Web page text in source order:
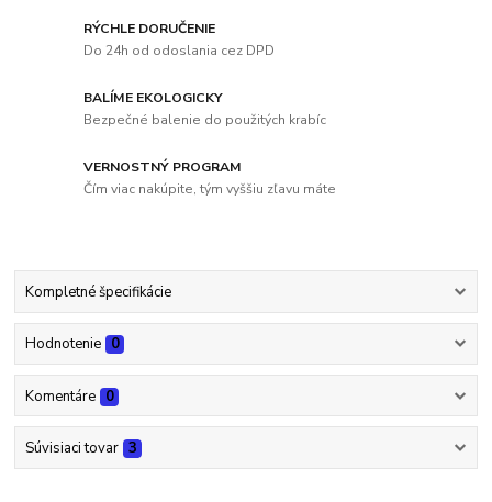
RÝCHLE DORUČENIE
Do 24h od odoslania cez DPD
BALÍME EKOLOGICKY
Bezpečné balenie do použitých krabíc
VERNOSTNÝ PROGRAM
Čím viac nakúpite, tým vyššiu zľavu máte
Kompletné špecifikácie
Hodnotenie 0
Komentáre 0
Súvisiaci tovar 3